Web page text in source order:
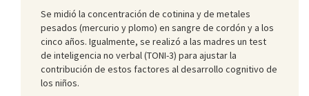
Se midió la concentración de cotinina y de metales
pesados (mercurio y plomo) en sangre de cordón y a los
cinco años. Igualmente, se realizó a las madres un test
de inteligencia no verbal (TONI-3) para ajustar la
contribución de estos factores al desarrollo cognitivo de
los niños.